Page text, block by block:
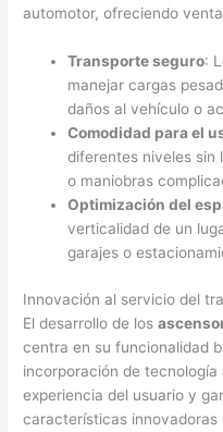
automotor, ofreciendo
Transporte seguro:
manejar cargas
daños al vehículo o
Comodidad para el
diferentes niveles sin
o maniobras
Optimización del
verticalidad de un
garajes o
Innovación al servicio del
El desarrollo de los
centra en su funcionalidad
incorporación de
experiencia del usuario y
características innovadoras